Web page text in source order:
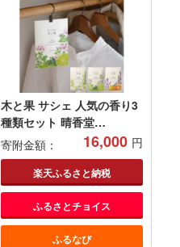
木と果 サシェ 人気の香り3
種類セット 晴香堂
HARUKADO 天然精油
100％ ルームフレグランス
芳香剤 インテリア アロマ
天然香料 香り 長持ち リビ
ング 玄関 ベッドルーム プ
レゼント ギフト
寄附金額： 16,000 円
楽天ふるさと納税
ふるさとチョイス
ふるなび